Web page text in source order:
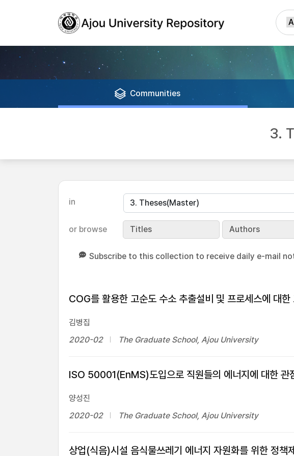
Communities
3.
in
or browse Titles Authors
Subscribe to this collection to receive daily e-mail
COG를 활용한 고순도 수소 추출설비 및 프로세스에 대한
김병집
2020-02
The Graduate School, Ajou University
ISO 50001(EnMS)도입으로 직원들의 에너지에 대한 관
양성진
2020-02
The Graduate School, Ajou University
상업(식음)시설 음식물쓰레기 에너지 자원화를 위한 정책